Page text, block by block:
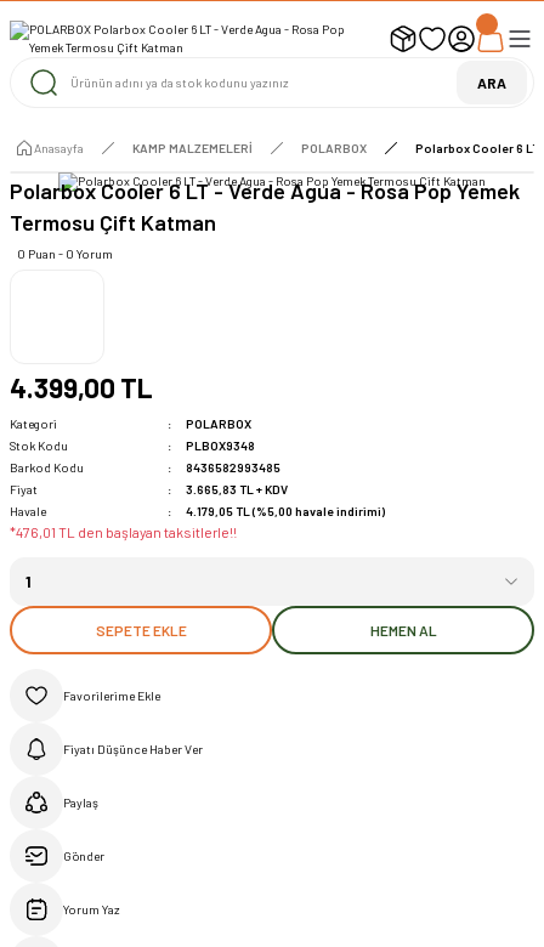
UYARI ! KARGOLAR 13 TEMMUZ 2026 YAPILACAK
1000 TL ve Üzeri Ücretsiz Kargo
ARA
Anasayfa KAMP MALZEMELERİ POLARBOX Polarbox Cooler 6 LT
Polarbox Cooler 6 LT - Verde Agua - Rosa Pop Yemek
Termosu Çift Katman
0 Puan - 0 Yorum
4.399,00 TL
Kategori
POLARBOX
Stok Kodu
PLBOX9348
Barkod Kodu
8436582993485
Fiyat
3.665,83 TL + KDV
Havale
4.179,05 TL (%5,00 havale indirimi)
*476,01 TL den başlayan taksitlerle!!
SEPETE EKLE HEMEN AL
Fiyatı Düşünce Haber Ver
Paylaş
Gönder
Yorum Yaz